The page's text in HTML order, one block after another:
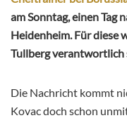
am Sonntag, einen Tag
Heidenheim. Für diese
Tullberg verantwortlich
Die Nachricht kommt
Kovac doch schon